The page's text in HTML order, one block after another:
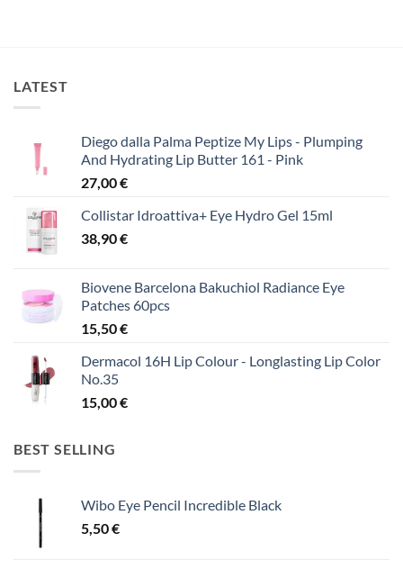
LATEST
Diego dalla Palma Peptize My Lips - Plumping
And Hydrating Lip Butter 161 - Pink
27,00€
Collistar Idroattiva+ Eye Hydro Gel 15ml
38,90€
Biovene Barcelona Bakuchiol Radiance Eye
Patches 60pcs
15,50€
Dermacol 16H Lip Colour - Longlasting Lip Color
No.35
15,00€
BEST SELLING
Wibo Eye Pencil Incredible Black
5,50€